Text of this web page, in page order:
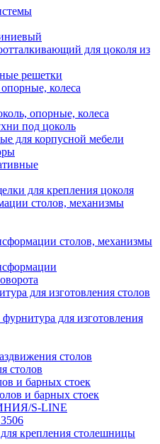
для цоколя из
решетки
колеса
опорные, колеса
под цоколь
для корпусной мебели
для крепления цоколя
столов, механизмы
столов, механизмы
для изготовления столов
для изготовления
столов
столов
и барных стоек
и барных стоек
S-LINE
крепления столешницы